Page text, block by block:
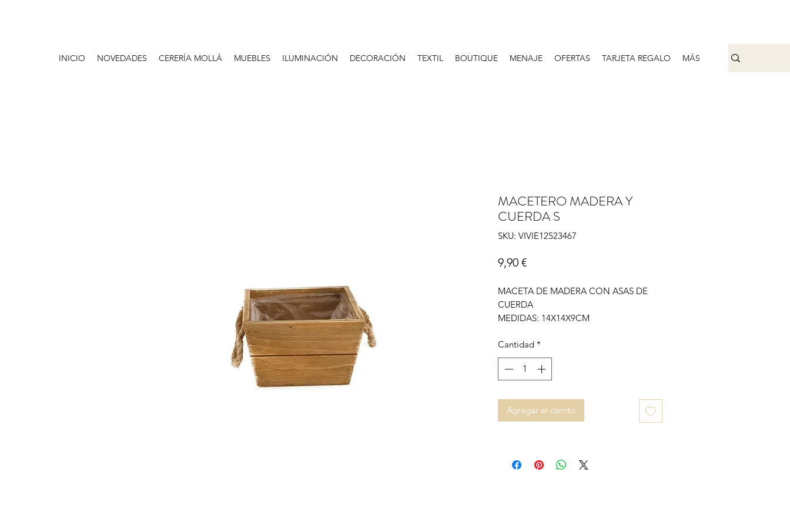
INICIO NOVEDADES CERERÍA MOLLÁ MUEBLES ILUMINACIÓN DECORACIÓN TEXTIL BOUTIQUE MENAJE OFERTAS TARJETA REGALO MÁS
MACETERO MADERA Y
CUERDA S
SKU: VIVIE12523467
9,90 €Precio
MACETA DE MADERA CON ASAS DE
CUERDA
MEDIDAS: 14X14X9CM
Cantidad *
Agregar al carrito